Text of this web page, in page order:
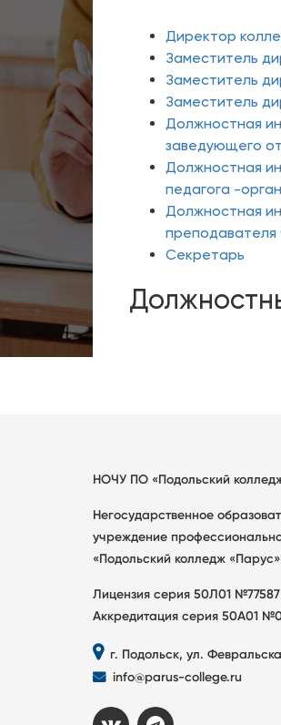
Директор
Заместитель
Заместитель
Заместитель
Должностная
заведующего
Должностная
педагога -
Должностная
Секретарь
НОЧУ ПО «Подольский
Негосударственное
учреждение
«Подольский колледж «Парус»
Лицензия серия 50Л01
Аккредитация серия 50А01
г. Подольск, ул.
info@parus-college.ru